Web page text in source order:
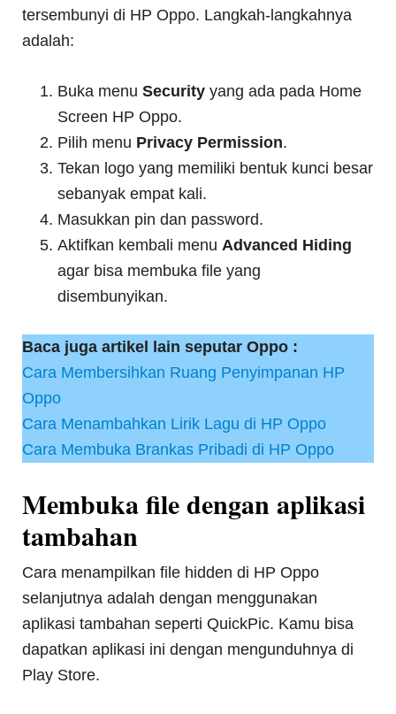
tersembunyi di HP Oppo. Langkah-langkahnya
adalah:
Buka menuSecurity yang ada pada Home
Screen HP Oppo.
Pilih menu Privacy Permission.
Tekan logo yang memiliki bentuk kunci besar
sebanyak empat kali.
Masukkan pin dan password.
Aktifkan kembali menuAdvanced Hiding
agar bisa membuka file yang
disembunyikan.
Baca juga artikel lain seputar Oppo :
Cara Membersihkan Ruang Penyimpanan HP
Oppo
Cara Menambahkan Lirik Lagu di HP Oppo
Cara Membuka Brankas Pribadi di HP Oppo
Membuka file dengan aplikasi
tambahan
Cara menampilkan file hidden di HP Oppo
selanjutnya adalah dengan menggunakan
aplikasi tambahan seperti QuickPic. Kamu bisa
dapatkan aplikasi ini dengan mengunduhnya di
Play Store.